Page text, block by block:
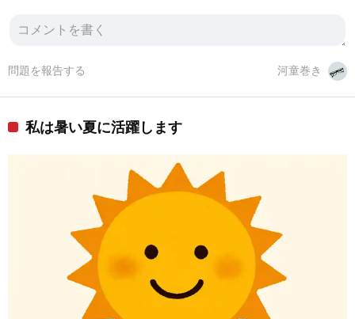
河童巻き
問題を報告する
私は暑い夏に活躍します